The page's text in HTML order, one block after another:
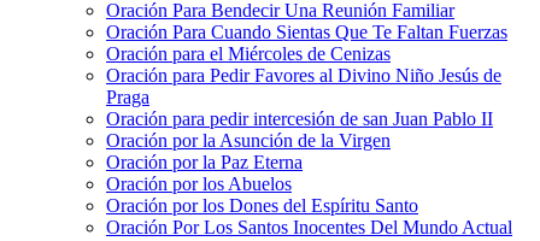
Oración Para Bendecir Una Reunión Familiar
Oración Para Cuando Sientas Que Te Faltan Fuerzas
Oración para el Miércoles de Cenizas
Oración para Pedir Favores al Divino Niño Jesús de
Praga
Oración para pedir intercesión de san Juan Pablo II
Oración por la Asunción de la Virgen
Oración por la Paz Eterna
Oración por los Abuelos
Oración por los Dones del Espíritu Santo
Oración Por Los Santos Inocentes Del Mundo Actual